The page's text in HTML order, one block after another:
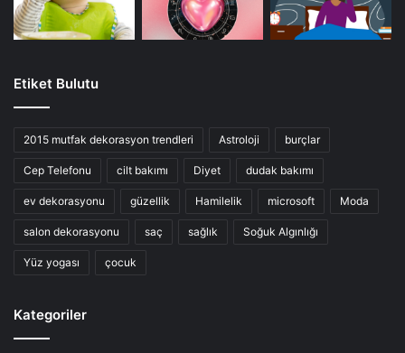
Etiket Bulutu
2015 mutfak dekorasyon trendleri Astroloji burçlar
Cep Telefonu cilt bakımı Diyet dudak bakımı
ev dekorasyonu güzellik Hamilelik microsoft Moda
salon dekorasyonu saç sağlık Soğuk Algınlığı
Yüz yogası çocuk
Kategoriler